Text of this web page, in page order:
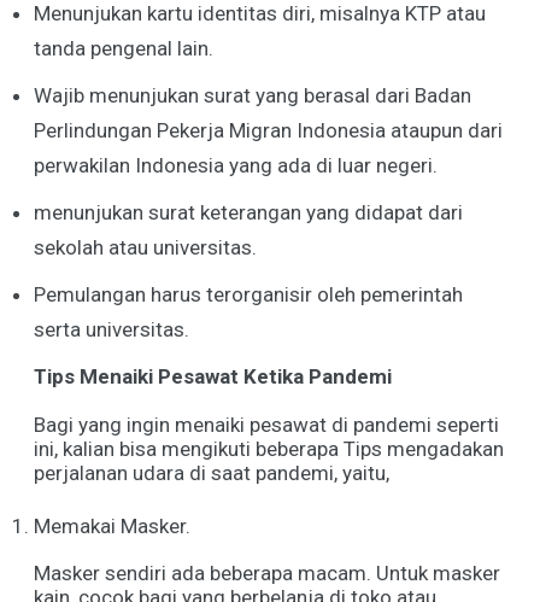
Menunjukan kartu identitas diri, misalnya KTP atau
tanda pengenal lain.
Wajib menunjukan surat yang berasal dari Badan
Perlindungan Pekerja Migran Indonesia ataupun dari
perwakilan Indonesia yang ada di luar negeri.
menunjukan surat keterangan yang didapat dari
sekolah atau universitas.
Pemulangan harus terorganisir oleh pemerintah
serta universitas.
Tips Menaiki Pesawat Ketika Pandemi
Bagi yang ingin menaiki pesawat di pandemi seperti
ini, kalian bisa mengikuti beberapa Tips mengadakan
perjalanan udara di saat pandemi, yaitu,
Memakai Masker.
Masker sendiri ada beberapa macam. Untuk masker
kain, cocok bagi yang berbelanja di toko atau